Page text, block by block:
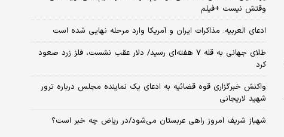
وقتش نیست +فیلم
ادعای العربیه: مذاکرات ایران و آمریکا وارد مرحله نهایی شده است
طلای جهانی به قله ۷ هفته‌ای رسید/ دلار عقب نشست، فلز زرد صعود
کرد
واکنش خبرگزاری قوه قضائیه به ادعای یک نماینده مجلس درباره ترور
شهید لاریجانی
شهباز شریف امروز راهی عربستان می‌شود/در ریاض چه خبر است؟